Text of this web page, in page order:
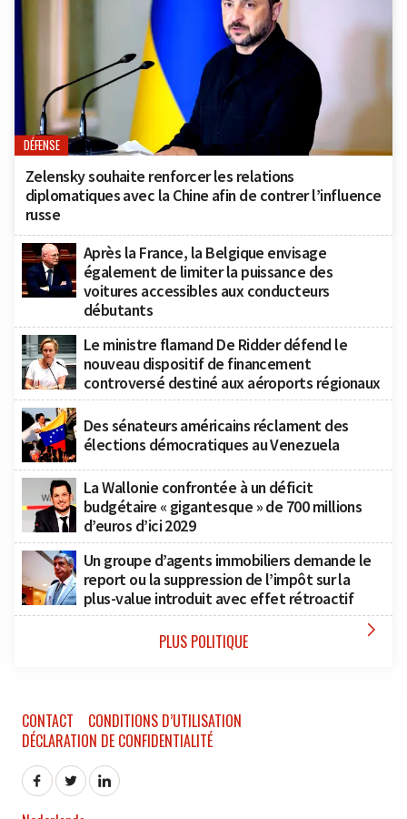
DÉFENSE
Zelensky souhaite renforcer les relations
diplomatiques avec la Chine afin de contrer l’influence
russe
Après la France, la Belgique envisage
également de limiter la puissance des
voitures accessibles aux conducteurs
débutants
Le ministre flamand De Ridder défend le
nouveau dispositif de financement
controversé destiné aux aéroports régionaux
Des sénateurs américains réclament des
élections démocratiques au Venezuela
La Wallonie confrontée à un déficit
budgétaire « gigantesque » de 700 millions
d’euros d’ici 2029
Un groupe d’agents immobiliers demande le
report ou la suppression de l’impôt sur la
plus-value introduit avec effet rétroactif
PLUS POLITIQUE 
CONTACT
CONDITIONS D’UTILISATION
DÉCLARATION DE CONFIDENTIALITÉ